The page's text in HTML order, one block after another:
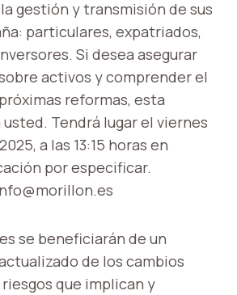
gestión y transmisión de sus
particulares, expatriados,
Si desea asegurar
activos y comprender el
reformas, esta
Tendrá lugar el viernes
a las 13:15 horas en
por especificar.
se beneficiarán de un
de los cambios
que implican y